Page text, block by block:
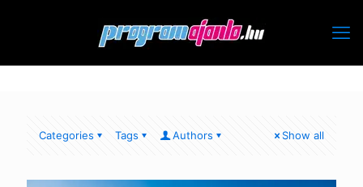
Categories Tags Authors Show all